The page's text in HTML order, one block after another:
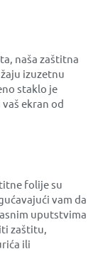
naša zaštitna
izuzetnu
staklo je
ekran od
folije su
vam da
uputstvima
zaštitu,
ili